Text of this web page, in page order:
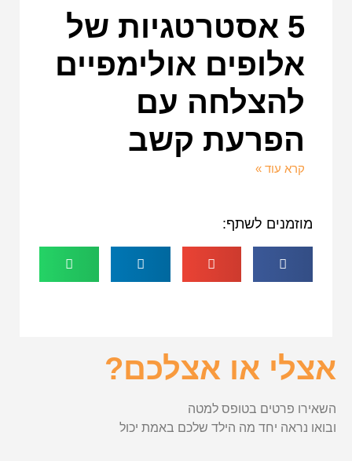
5 אסטרטגיות של
אלופים אולימפיים
להצלחה עם
הפרעת קשב
קרא עוד »
מוזמנים לשתף:
אצלי או אצלכם?
השאירו פרטים בטופס למטה
ובואו נראה יחד מה הילד שלכם באמת יכול